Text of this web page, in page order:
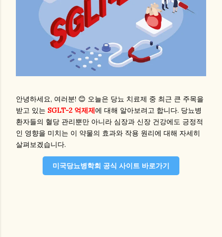
안녕하세요, 여러분! 😊 오늘은 당뇨 치료제 중 최근 큰 주목을
받고 있는 SGLT-2 억제제 에 대해 알아보려고 합니다. 당뇨병
환자들의 혈당 관리뿐만 아니라 심장과 신장 건강에도 긍정적
인 영향을 미치는 이 약물의 효과와 작용 원리에 대해 자세히
살펴보겠습니다.
미국당뇨병학회 공식 사이트 바로가기